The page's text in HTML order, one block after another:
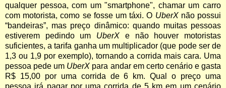
qualquer pessoa, com um "smartphone", chamar um carro
com motorista, como se fosse um táxi. O UberX não possui
“bandeiras”, mas preço dinâmico: quando muitas pessoas
estiverem pedindo um UberX
e não houver motoristas
suficientes, a tarifa ganha um multiplicador (que pode ser de
1,3 ou 1,9 por exemplo), tornando a corrida mais cara. Uma
pessoa pede um UberX para andar em certo cenário e gasta
R$ 15,00 por uma corrida de 6 km. Qual o preço uma
pessoa irá pagar por uma corrida de 5 km em um cenário